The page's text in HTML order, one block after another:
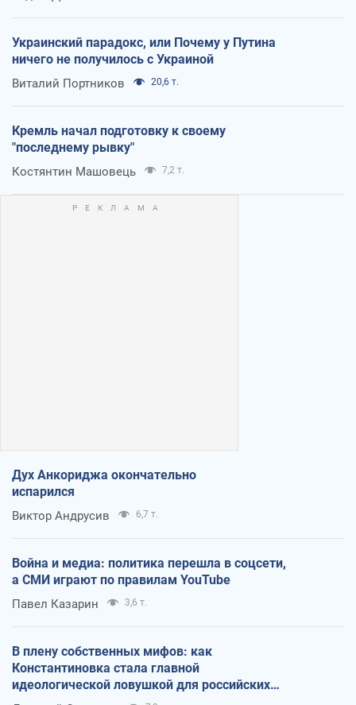
Украинский парадокс, или Почему у Путина
ничего не получилось с Украиной
Виталий Портников 20,6 т.
Кремль начал подготовку к своему
"последнему рывку"
Костянтин Машовець 7,2 т.
Дух Анкориджа окончательно
испарился
Виктор Андрусив 6,7 т.
Война и медиа: политика перешла в соцсети,
а СМИ играют по правилам YouTube
Павел Казарин 3,6 т.
В плену собственных мифов: как
Константиновка стала главной
идеологической ловушкой для российских
оккупантов